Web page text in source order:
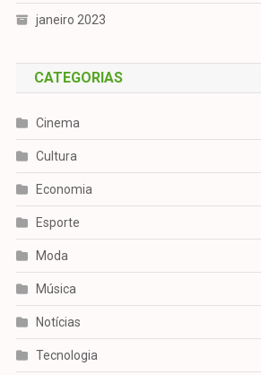
janeiro 2023
CATEGORIAS
Cinema
Cultura
Economia
Esporte
Moda
Música
Notícias
Tecnologia